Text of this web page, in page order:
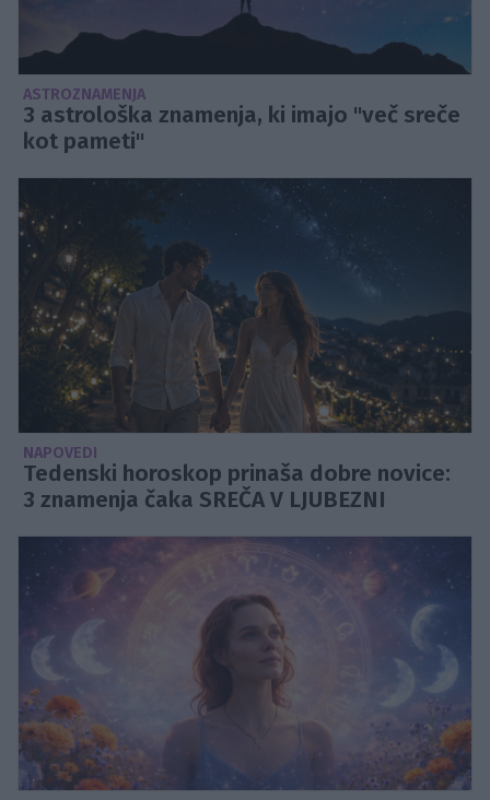
ASTROZNAMENJA
3 astrološka znamenja, ki imajo "več sreče
kot pameti"
NAPOVEDI
Tedenski horoskop prinaša dobre novice:
3 znamenja čaka SREČA V LJUBEZNI